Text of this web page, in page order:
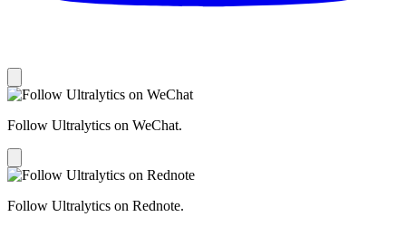
Follow Ultralytics on WeChat.
Follow Ultralytics on Rednote.